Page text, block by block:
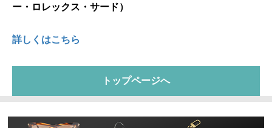
ー・ロレックス・サード）
詳しくはこちら
トップページへ